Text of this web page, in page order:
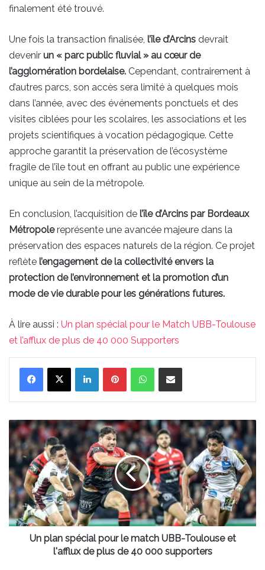
finalement été trouvé.
Une fois la transaction finalisée, l’île d’Arcins devrait
devenir un « parc public fluvial » au cœur de
l’agglomération bordelaise. Cependant, contrairement à
d’autres parcs, son accès sera limité à quelques mois
dans l’année, avec des événements ponctuels et des
visites ciblées pour les scolaires, les associations et les
projets scientifiques à vocation pédagogique. Cette
approche garantit la préservation de l’écosystème
fragile de l’île tout en offrant au public une expérience
unique au sein de la métropole.
En conclusion, l’acquisition de l’île d’Arcins par Bordeaux
Métropolereprésente une avancée majeure dans la
préservation des espaces naturels de la région. Ce projet
reflète l’engagement de la collectivité envers la
protection de l’environnement et la promotion d’un
mode de vie durable pour les générations futures.
À lire aussi : Un plan spécial pour le Match UBB-Toulouse
et l’afflux de plus de 40 000 Supporters
LinkedinPinterestWhatsAppPartager par email
Un
plan
spécial
pour
le
match
UBB-
Toulouse
et
l'affluxUn plan spécial pour le match UBB-Toulouse et
l'afflux de plus de 40 000 supporters